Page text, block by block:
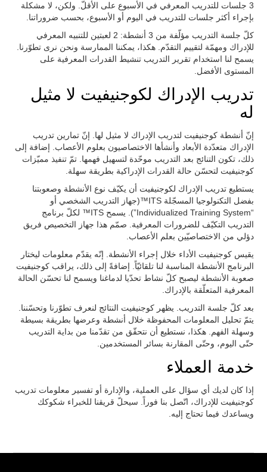
3 جلسات للتدريب المعرفي في الأسبوع على الأقلّ. ولكن، لا مشكلة
بإجراء أكثر جلسات للتدريب في اليوم أو الأسبوع، بحسب ضروراتنا.
كلّ جلسة التدريب مؤلّفة من 3 أنشطة: 2 لعبتين للتنبيه المعرفي
للإدراك ومهمّة لتقييم التقدّم. هكذا، يمكننا الممارسة ونحن نرى تطوّرنا.
يسمح لنا استخدام تقرير التدريب تنشيط القدرات المعرفية على
المستوى الأفضل.
تدريب الإدراك لكوجنيفيت لا مثيل
له
إنّ أنشطة كوجنيفيت لتدريب الإدراك لا مثيل لها. إنّ تمارين تدريب
الإدراك متعدّدة الأبعاد وأنشأها الاختصاصيون بعلوم الأعصاب. إضافة إلى
ذلك، تكون التنائج بعد التدريب موحّدة لتسهيل فهمها. تمّ تنفيذ مميّزات
كوجنيفيت لتحسّن حالة القدرات الإدراكية بطريقة سهلة.
يستطيع تدريب الإدراك لكوجنيفيت أن يكيّف نوع الأنشطة وصعوبتنا
بفضل التكنولوجيا المسجّلة ITS™(جهاز التدريب الشخصي أو
“Individualized Training System”). يسمح ITS™ لكلّ برنامج
التدريب التكيّف للضرورات المعرفية. صمّم هذا جهاز التخصيص فريق
دؤلي من الاختصاصيّين بعلم الأعصاب.
يقيس كوجنيفيت الأداء خلال إجراء الأنشطة. إنّه يقدّم معلومات ليختار
البرنامج الأنشطة المناسبة لنا تلقائيّاً. إضافةً إلى ذلك، يراقب كوجنيفيت
صعوبة الأنشطة ليصبح كلّ نشاط تحدّيا لدماغنا ويسمح لنا تحسّن الحالة
المعرفية المتعلّقة بالإدراك.
بعد كلّ جلسة التدريب. يظهر كوجنيفيت النتائج لنعرف تطوّرنا وتحسّننا.
يتمّ تحليل المعلومات المحفوظة خلال أنشطة وعرضها بطريقة بسيطة
وسهلة الفهم. هكذا، نستطيع أن نتحقّق من تقدّمنا من بداية التدريب
حتّى اليوم، وحتّى المقارنة بسائر المستخدمين.
خدمة العملاء
إذا كان لديك أي سؤال على العملية، والإدارة أو تفسير معلومات تدريب
كوجنيفيت للإدراك، اتّصل بنا فوراً. سيحلّ قريقنا للخبراء شكوكك
ويساعدك فيما تحتاج إليه.